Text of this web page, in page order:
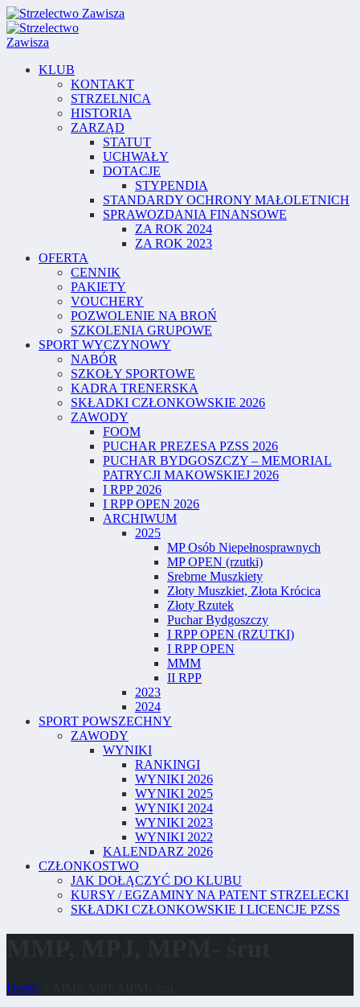
KLUB
KONTAKT
STRZELNICA
HISTORIA
ZARZĄD
STATUT
UCHWAŁY
DOTACJE
STYPENDIA
STANDARDY OCHRONY MAŁOLETNICH
SPRAWOZDANIA FINANSOWE
ZA ROK 2024
ZA ROK 2023
OFERTA
CENNIK
PAKIETY
VOUCHERY
POZWOLENIE NA BROŃ
SZKOLENIA GRUPOWE
SPORT WYCZYNOWY
NABÓR
SZKOŁY SPORTOWE
KADRA TRENERSKA
SKŁADKI CZŁONKOWSKIE 2026
ZAWODY
FOOM
PUCHAR PREZESA PZSS 2026
PUCHAR BYDGOSZCZY – MEMORIAL
PATRYCJI MAKOWSKIEJ 2026
I RPP 2026
I RPP OPEN 2026
ARCHIWUM
2025
MP Osób Niepełnosprawnych
MP OPEN (rzutki)
Srebrne Muszkiety
Złoty Muszkiet, Złota Krócica
Złoty Rzutek
Puchar Bydgoszczy
I RPP OPEN (RZUTKI)
I RPP OPEN
MMM
II RPP
2023
2024
SPORT POWSZECHNY
ZAWODY
WYNIKI
RANKINGI
WYNIKI 2026
WYNIKI 2025
WYNIKI 2024
WYNIKI 2023
WYNIKI 2022
KALENDARZ 2026
CZŁONKOSTWO
JAK DOŁĄCZYĆ DO KLUBU
KURSY / EGZAMINY NA PATENT STRZELECKI
SKŁADKI CZŁONKOWSKIE I LICENCJE PZSS
Home